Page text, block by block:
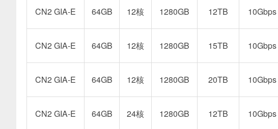
CN2 GIA-E 64GB 12核 1280GB 12TB 10Gbps
CN2 GIA-E 64GB 12核 1280GB 15TB 10Gbps
CN2 GIA-E 64GB 12核 1280GB 20TB 10Gbps
CN2 GIA-E 64GB 24核 1280GB 12TB 10Gbps